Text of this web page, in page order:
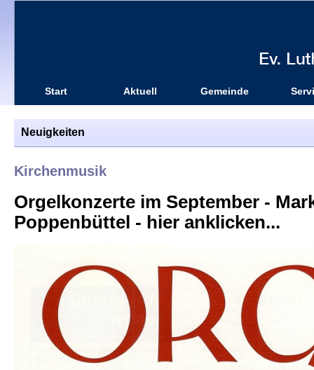
Start Aktuell Gemeinde
Neuigkeiten
Kirchenmusik
Orgelkonzerte im September -
Poppenbüttel - hier anklicken...